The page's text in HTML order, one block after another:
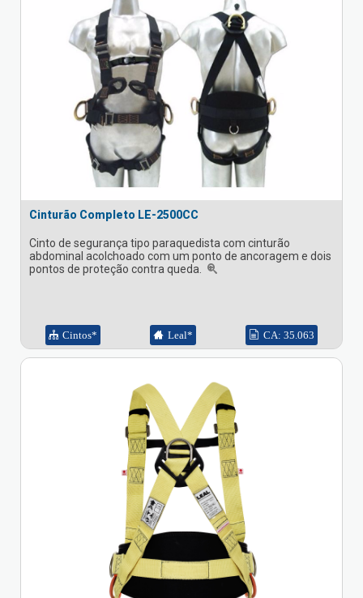
Cinturão Completo LE-2500CC
Cinto de segurança tipo paraquedista com cinturão
abdominal acolchoado com um ponto de ancoragem e dois
pontos de proteção contra queda.
Cintos* Leal* CA: 35.063